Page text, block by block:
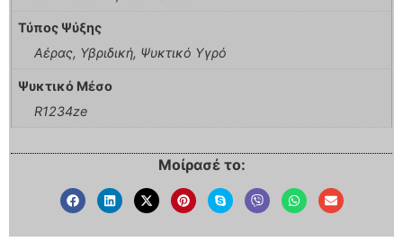
Μοίρασέ το:
Τύπος Ψύξης
Αέρας, Υβριδική, Ψυκτικό Υγρό
Ψυκτικό Μέσο
R1234ze